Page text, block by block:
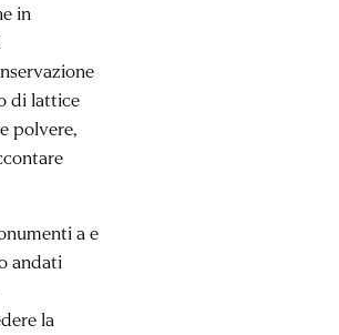
in
di lattice
polvere,
a e
andati
la